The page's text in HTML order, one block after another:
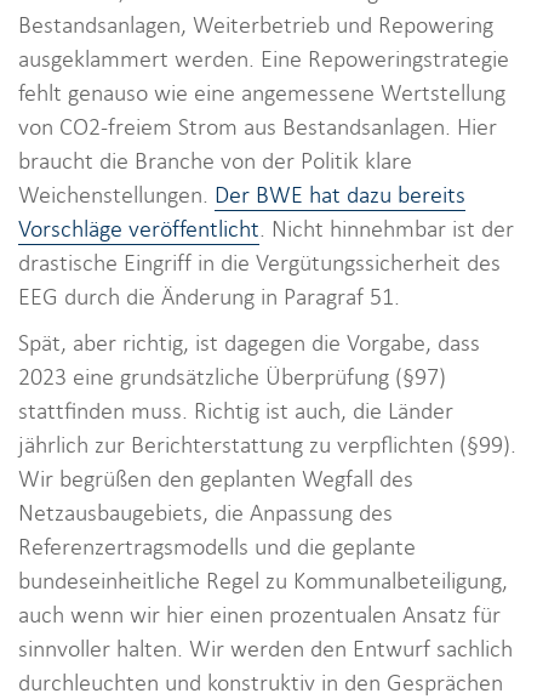
Bestandsanlagen, Weiterbetrieb und Repowering
ausgeklammert werden. Eine Repoweringstrategie
fehlt genauso wie eine angemessene Wertstellung
von CO2-freiem Strom aus Bestandsanlagen. Hier
braucht die Branche von der Politik klare
Weichenstellungen. Der BWE hat dazu bereits
Vorschläge veröffentlicht. Nicht hinnehmbar ist der
drastische Eingriff in die Vergütungssicherheit des
EEG durch die Änderung in Paragraf 51.
Spät, aber richtig, ist dagegen die Vorgabe, dass
2023 eine grundsätzliche Überprüfung (§97)
stattfinden muss. Richtig ist auch, die Länder
jährlich zur Berichterstattung zu verpflichten (§99).
Wir begrüßen den geplanten Wegfall des
Netzausbaugebiets, die Anpassung des
Referenzertragsmodells und die geplante
bundeseinheitliche Regel zu Kommunalbeteiligung,
auch wenn wir hier einen prozentualen Ansatz für
sinnvoller halten. Wir werden den Entwurf sachlich
durchleuchten und konstruktiv in den Gesprächen